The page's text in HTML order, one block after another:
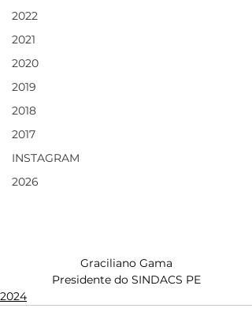
2022
2021
2020
2019
2018
2017
INSTAGRAM
2026
Graciliano Gama
Presidente do SINDACS PE
2024